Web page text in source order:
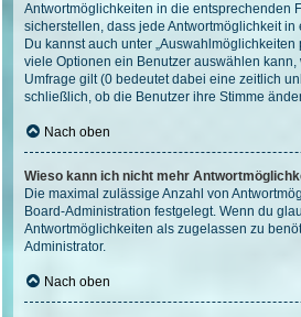
Antwortmöglichkeiten in die entsprechenden
sicherstellen, dass jede Antwortmöglichkeit
Du kannst auch unter „Auswahlmöglichkeiten
viele Optionen ein Benutzer auswählen kann,
Umfrage gilt (0 bedeutet dabei eine zeitlich
schließlich, ob die Benutzer ihre Stimme
Nach oben
Wieso kann ich nicht mehr
Die maximal zulässige Anzahl von
Board-Administration festgelegt. Wenn du
Antwortmöglichkeiten als zugelassen zu
Administrator.
Nach oben